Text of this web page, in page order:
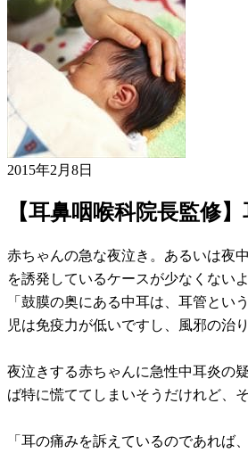
2015年2月8日
【耳鼻咽喉科院長監修
赤ちゃんの急な夜泣き。あるいは夜
を誘発しているケースが少なくないよ
「鼓膜の奥にある中耳は、耳管と
児は免疫力が低いですし、風邪の治
夜泣きする赤ちゃんに急性中耳炎の
ば特に慌ててしまいそうだけれど、
「耳の痛みを訴えているのであれ